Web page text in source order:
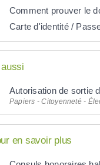
Comment prouver le
Carte d'identité /
Autorisation de sortie
Papiers - Citoyenneté -
en savoir plus